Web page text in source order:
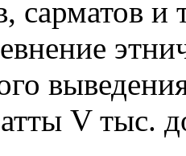
сарматов и
V тыс.